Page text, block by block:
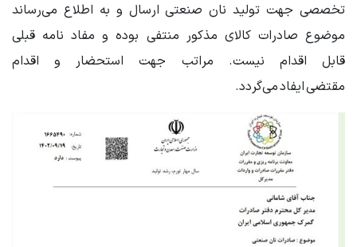
تخصصی جهت تولید نان صنعتی ارسال و به اطلاع می‌رساند
موضوع صادرات کالای مذکور منتفی بوده و مفاد نامه قبلی
قابل اقدام نیست. مراتب جهت استحضار و اقدام
مقتضی ایفاد می‌گردد.